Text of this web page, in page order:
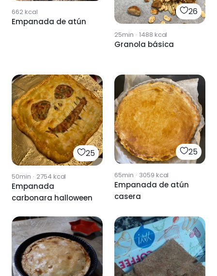
662kcal
Empanada de atún
26
25min · 1488 kcal
Granola básica
25
50min · 2754 kcal
Empanada
carbonara halloween
25
65min · 3059 kcal
Empanada de atún
casera